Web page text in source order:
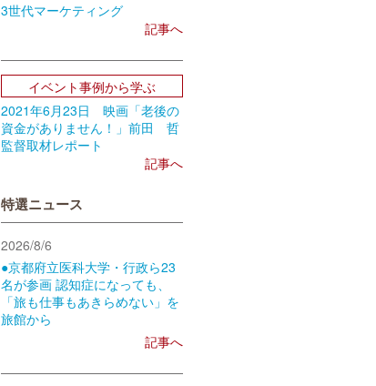
3世代マーケティング
記事へ
イベント事例から学ぶ
2021年6月23日 映画「老後の
資金がありません！」前田 哲
監督取材レポート
記事へ
特選ニュース
2026/8/6
●京都府立医科大学・行政ら23
名が参画 認知症になっても、
「旅も仕事もあきらめない」を
旅館から
記事へ